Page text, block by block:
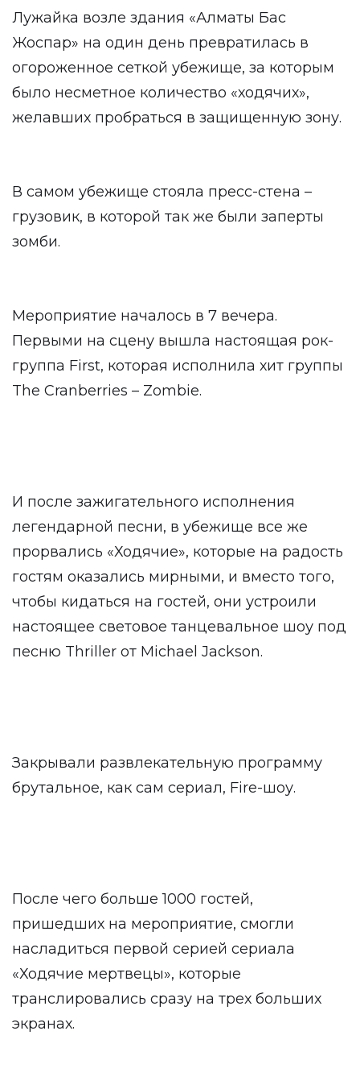
Лужайка возле здания «Алматы Бас
Жоспар» на один день превратилась в
огороженное сеткой убежище, за которым
было несметное количество «ходячих»,
желавших пробраться в защищенную зону.
В самом убежище стояла пресс-стена –
грузовик, в которой так же были заперты
зомби.
Мероприятие началось в 7 вечера.
Первыми на сцену вышла настоящая рок-
группа First, которая исполнила хит группы
The Cranberries – Zombie.
И после зажигательного исполнения
легендарной песни, в убежище все же
прорвались «Ходячие», которые на радость
гостям оказались мирными, и вместо того,
чтобы кидаться на гостей, они устроили
настоящее световое танцевальное шоу под
песню Thriller от Michael Jackson.
Закрывали развлекательную программу
брутальное, как сам сериал, Fire-шоу.
После чего больше 1000 гостей,
пришедших на мероприятие, смогли
насладиться первой серией сериала
«Ходячие мертвецы», которые
транслировались сразу на трех больших
экранах.